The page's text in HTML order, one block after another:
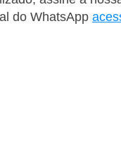
do WhatsApp